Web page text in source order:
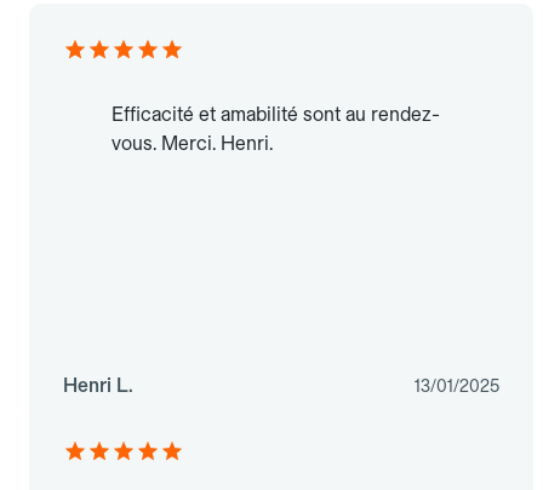
Efficacité et amabilité sont au rendez-
vous. Merci. Henri.
Henri L. 13/01/2025